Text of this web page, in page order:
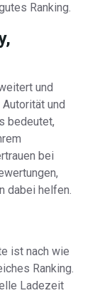
Ranking.
und
und
bedeutet,
bei
dabei helfen.
ist nach wie
Ranking.
Ladezeit